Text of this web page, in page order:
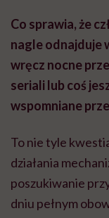
Co sprawia, że
nagle odnajduje
wręcz nocne
seriali lub coś
wspomniane
To nie tyle
działania
poszukiwanie
dniu pełnym